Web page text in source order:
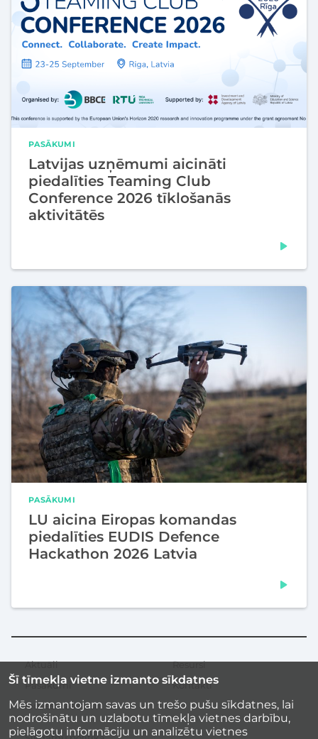
PASĀKUMI
Latvijas uzņēmumi aicināti
piedalīties Teaming Club
Conference 2026 tīklošanās
aktivitātēs
PASĀKUMI
LU aicina Eiropas komandas
piedalīties EUDIS Defence
Hackathon 2026 Latvia
Šī tīmekļa vietne izmanto sīkdatnes
Mēs izmantojam savas un trešo pušu sīkdatnes, lai
nodrošinātu un uzlabotu tīmekļa vietnes darbību,
pielāgotu informāciju un analizētu vietnes
Sekundārā
izvēlne
Aktuāli
Pasākumi
Iedvesmas stāsti
Resursi
Kontakti